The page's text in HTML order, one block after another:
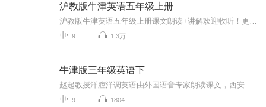
沪教版牛津英语五年级上册
9 1.3万
牛津版三年级英语下
9 1804